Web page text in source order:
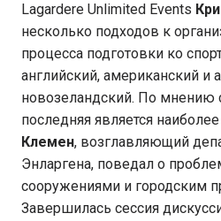
Lagardere Unlimited Events
несколько подходов к
процесса подготовки ко
английский, американский и
новозеландский. По мнению
последняя является
Клемен, возглавляющий
Энларгена, поведал о
сооружениями и городским
Завершилась сессия